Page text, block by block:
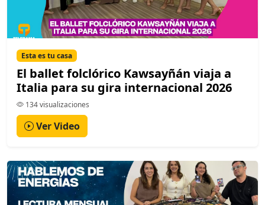
Esta es tu casa
El ballet folclórico Kawsayñán viaja a
Italia para su gira internacional 2026
134 visualizaciones
Ver Video